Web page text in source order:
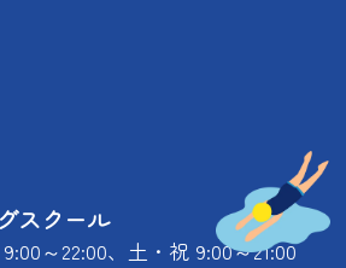
スクール
～22:00、土・祝 9:00～21:00